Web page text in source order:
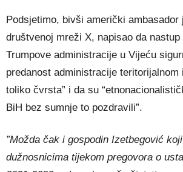
Podsjetimo, bivši američki ambasador
društvenoj mreži X, napisao da
Trumpove administracije u Vijeću
predanost administracije teritorijalnom
toliko čvrsta” i da su
BiH bez sumnje to pozdravili”.
”Možda čak i gospodin Izetbegović
dužnosnicima tijekom pregovora o